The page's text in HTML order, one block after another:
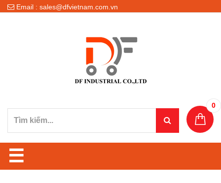
Email : sales@dfvietnam.com.vn
0
☰